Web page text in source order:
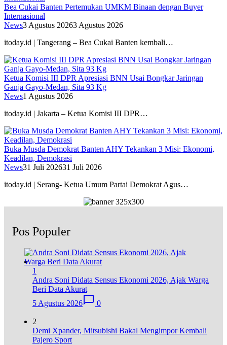
Bea Cukai Banten Pertemukan UMKM Binaan dengan Buyer
Internasional
News3 Agustus 20263 Agustus 2026
itoday.id | Tangerang – Bea Cukai Banten kembali…
Ketua Komisi III DPR Apresiasi BNN Usai Bongkar Jaringan
Ganja Gayo-Medan, Sita 93 Kg
News1 Agustus 2026
itoday.id | Jakarta – Ketua Komisi III DPR…
Buka Musda Demokrat Banten AHY Tekankan 3 Misi: Ekonomi,
Keadilan, Demokrasi
News31 Juli 202631 Juli 2026
itoday.id | Serang- Ketua Umum Partai Demokrat Agus…
Pos Populer
1
Andra Soni Didata Sensus Ekonomi 2026, Ajak Warga
Beri Data Akurat
5 Agustus 2026
0
2
Demi Xpander, Mitsubishi Bakal Mengimpor Kembali
Pajero Sport